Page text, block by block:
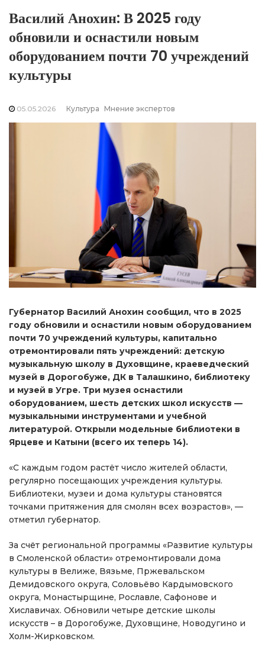
Василий Анохин: В 2025 году
обновили и оснастили новым
оборудованием почти 70 учреждений
культуры
05.05.2026 Культура Мнение экспертов
Губернатор Василий Анохин сообщил, что в 2025
году обновили и оснастили новым оборудованием
почти 70 учреждений культуры, капитально
отремонтировали пять учреждений: детскую
музыкальную школу в Духовщине, краеведческий
музей в Дорогобуже, ДК в Талашкино, библиотеку
и музей в Угре. Три музея оснастили
оборудованием, шесть детских школ искусств —
музыкальными инструментами и учебной
литературой. Открыли модельные библиотеки в
Ярцеве и Катыни (всего их теперь 14).
«С каждым годом растёт число жителей области,
регулярно посещающих учреждения культуры.
Библиотеки, музеи и дома культуры становятся
точками притяжения для смолян всех возрастов», —
отметил губернатор.
За счёт региональной программы «Развитие культуры
в Смоленской области» отремонтировали дома
культуры в Велиже, Вязьме, Пржевальском
Демидовского округа, Соловьёво Кардымовского
округа, Монастырщине, Рославле, Сафонове и
Хиславичах. Обновили четыре детские школы
искусств – в Дорогобуже, Духовщине, Новодугино и
Холм-Жирковском.